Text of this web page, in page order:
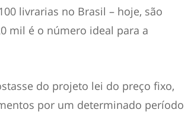
livrarias no Brasil – hoje, são
mil é o número ideal para a
do projeto lei do preço fixo,
por um determinado período